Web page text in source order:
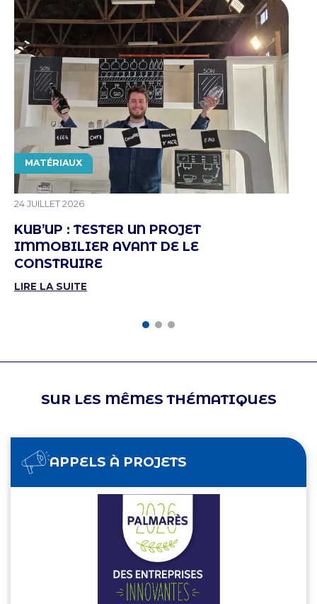
KUB’UP : TESTER UN PROJET
IMMOBILIER AVANT DE LE
CONSTRUIRE
PUBLIÉ LE
24 JUILLET 2026
THÉMATIQUE
MATÉRIAUX
LIRE LA SUITE
SUR LES MÊMES THÉMATIQUES
APPELS À PROJETS